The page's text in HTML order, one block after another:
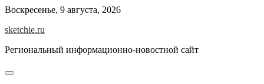
Skip
content
Воскресенье, 9 августа, 2026
sketchie.ru
Региональный информационно-новостной сайт